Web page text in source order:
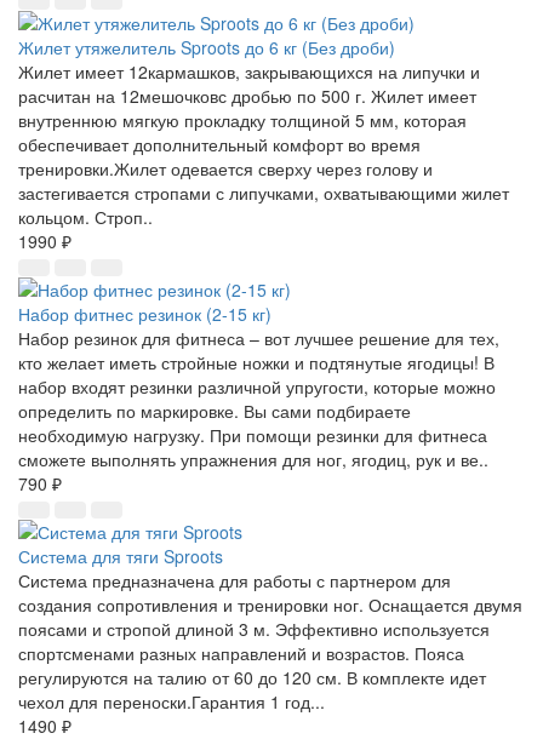
Жилет утяжелитель Sproots до 6 кг (Без дроби)
Жилет имеет 12кармашков, закрывающихся на липучки и
расчитан на 12мешочковс дробью по 500 г. Жилет имеет
внутреннюю мягкую прокладку толщиной 5 мм, которая
обеспечивает дополнительный комфорт во время
тренировки.Жилет одевается сверху через голову и
застегивается стропами с липучками, охватывающими жилет
кольцом. Строп..
1990 ₽
Набор фитнес резинок (2-15 кг)
Набор резинок для фитнеса – вот лучшее решение для тех,
кто желает иметь стройные ножки и подтянутые ягодицы! В
набор входят резинки различной упругости, которые можно
определить по маркировке. Вы сами подбираете
необходимую нагрузку. При помощи резинки для фитнеса
сможете выполнять упражнения для ног, ягодиц, рук и ве..
790 ₽
Система для тяги Sproots
Система предназначена для работы с партнером для
создания сопротивления и тренировки ног. Оснащается двумя
поясами и стропой длиной 3 м. Эффективно используется
спортсменами разных направлений и возрастов. Пояса
регулируются на талию от 60 до 120 см. В комплекте идет
чехол для переноски.​Гарантия 1 год...
1490 ₽